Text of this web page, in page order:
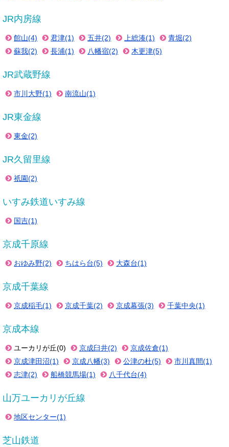
JR内房線
館山(4) 君津(1) 五井(2) 上総湊(1)
青堀(2)
蘇我(2)
長浦(1) 八幡宿(2) 木更津(5)
JR武蔵野線
市川大野(1) 南流山(1)
JR東金線
東金(2)
JR久留里線
祇園(2)
いすみ鉄道いすみ線
国吉(1)
京成千原線
おゆみ野(2) ちはら台(5) 大森台(1)
京成千葉線
京成稲毛(1) 京成千葉(2) 京成幕張(3) 千葉中央(1)
京成本線
ユーカリが丘(0) 京成臼井(2)
京成佐倉(1)
京成津田沼(1)
京成八幡(3) 公津の杜(5)
市川真間(1)
志津(2)
船橋競馬場(1) 八千代台(4)
山万ユーカリが丘線
地区センター(1)
芝山鉄道